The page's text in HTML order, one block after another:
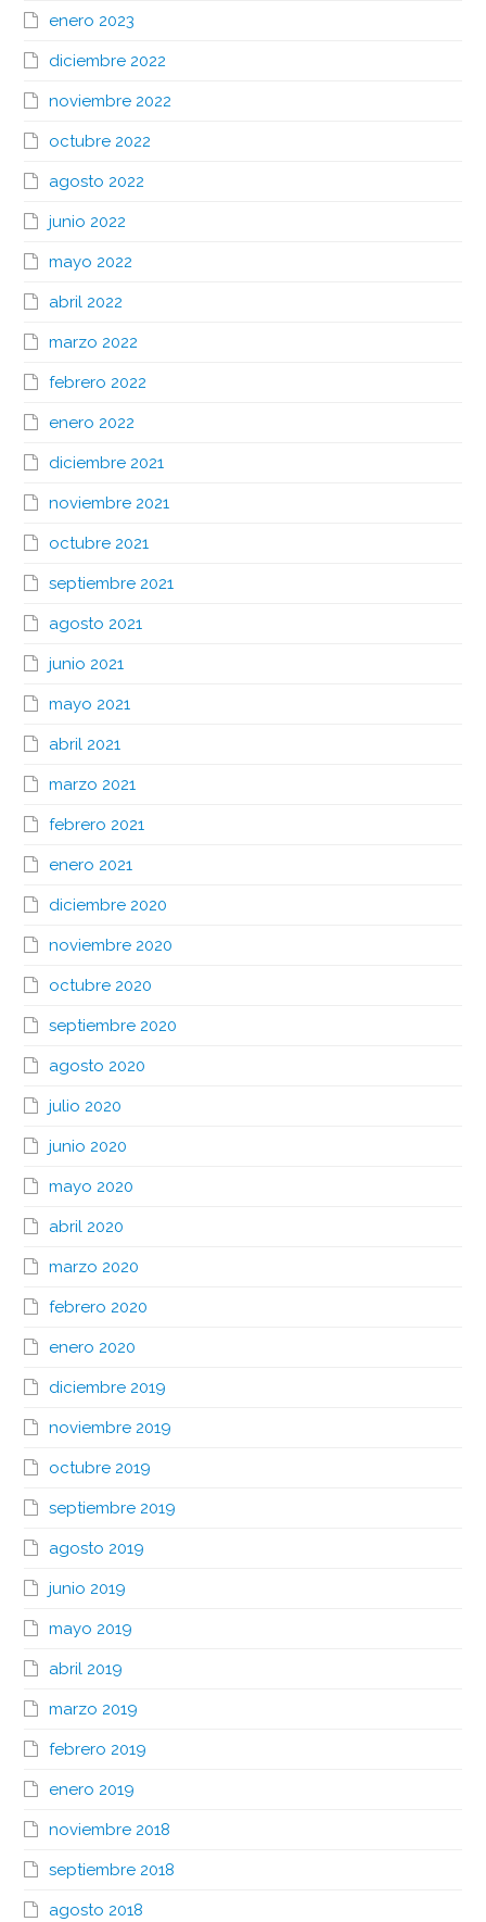
enero 2023
diciembre 2022
noviembre 2022
octubre 2022
agosto 2022
junio 2022
mayo 2022
abril 2022
marzo 2022
febrero 2022
enero 2022
diciembre 2021
noviembre 2021
octubre 2021
septiembre 2021
agosto 2021
junio 2021
mayo 2021
abril 2021
marzo 2021
febrero 2021
enero 2021
diciembre 2020
noviembre 2020
octubre 2020
septiembre 2020
agosto 2020
julio 2020
junio 2020
mayo 2020
abril 2020
marzo 2020
febrero 2020
enero 2020
diciembre 2019
noviembre 2019
octubre 2019
septiembre 2019
agosto 2019
junio 2019
mayo 2019
abril 2019
marzo 2019
febrero 2019
enero 2019
noviembre 2018
septiembre 2018
agosto 2018